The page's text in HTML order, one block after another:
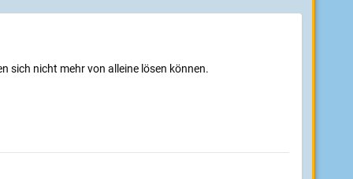
sich nicht mehr von alleine lösen können.